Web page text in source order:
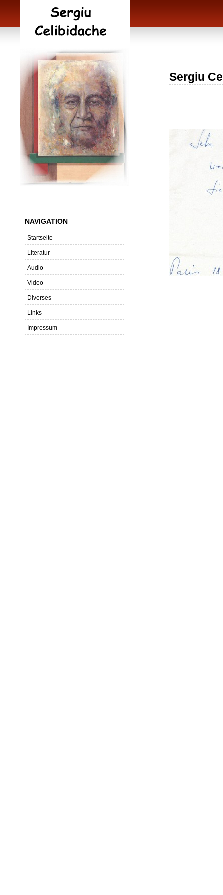
Sergiu
NAVIGATION
Startseite
Literatur
Audio
Video
Diverses
Links
Impressum